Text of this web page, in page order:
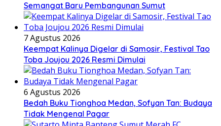
Semangat Baru Pembangunan Sumut
7 Agustus 2026
Keempat Kalinya Digelar di Samosir, Festival Tao
Toba Joujou 2026 Resmi Dimulai
6 Agustus 2026
Bedah Buku Tionghoa Medan, Sofyan Tan: Budaya
Tidak Mengenal Pagar